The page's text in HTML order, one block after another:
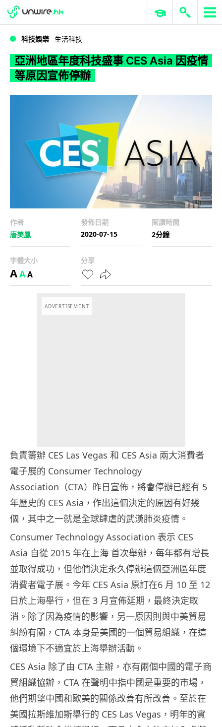
WWDC 2026 ERP 與商業 AI
科技娛樂 生活科技
亞洲地區年度科技盛事 CES Asia 因疫情
等原因宣佈停辦
作者
唐美鳳
發佈日期
2020-07-15
閱讀時間
2分鐘
字體大小
AAA
分享
ADVERTISEMENT
負責籌辦 CES Las Vegas 和 CES Asia 兩大消費者
電子展的 Consumer Technology
Association（CTA）昨日宣佈，將會停辦已經有 5
年歷史的 CES Asia，作出這個決定的原因有好幾
個，其中之一就是全球肆虐的武漢肺炎疫情。
Consumer Technology Association 表示 CES
Asia 自從 2015 年在上海 首次舉辦，每年都有增長
並取得成功，但他們決定永久停辦這個亞洲區年度
消費者電子展。今年 CES Asia 原訂在6 月 10 至 12
日於上海舉行，但在 3 月宣佈延期，最終決定取
消。除了因為疫情的影響，另一原因則與中美貿易
糾紛有關，CTA 本身是美國的一個貿易組織，在這
個環境下不適宜於上海舉辦活動。
CES Asia 除了由 CTA 主辦，亦有兩個中國的電子商
貿組織協辦，CTA 在聲明中指中國是重要的市場，
他們期望中國和歐美的關係改善有所改善。至於在
美國拉斯維加斯舉行的 CES Las Vegas，明年的實